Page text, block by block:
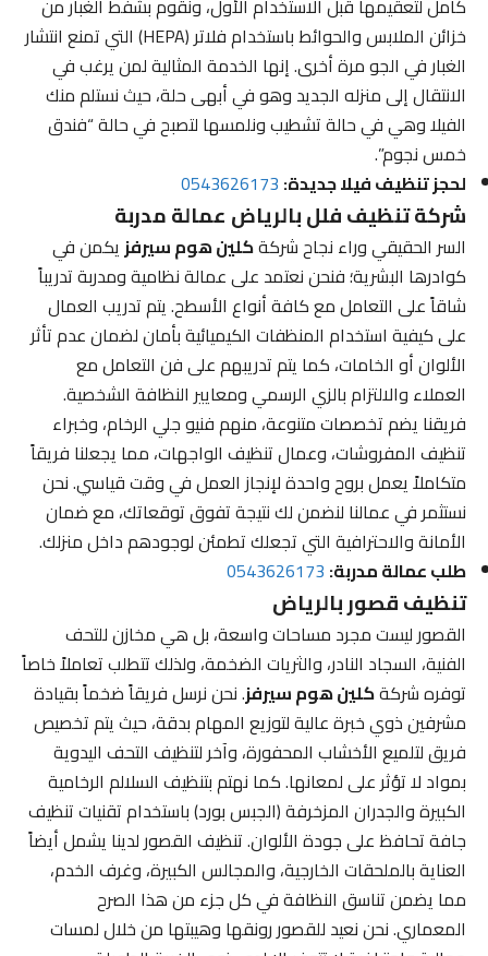
خزائن الملابس والحوائط باستخدام فلاتر (HEPA) التي تمنع انتشار
الغبار في الجو مرة أخرى. إنها الخدمة المثالية لمن يرغب في
الانتقال إلى منزله الجديد وهو في أبهى حلة، حيث نستلم منك
الفيلا وهي في حالة تشطيب ونلمسها لتصبح في حالة “فندق
خمس نجوم”.
لحجز تنظيف فيلا جديدة:0543626173
شركة تنظيف فلل بالرياض عمالة مدربة
السر الحقيقي وراء نجاح شركةكلين هوم سيرفزيكمن في
كوادرها البشرية؛ فنحن نعتمد على عمالة نظامية ومدربة تدريباً
شاقاً على التعامل مع كافة أنواع الأسطح. يتم تدريب العمال
على كيفية استخدام المنظفات الكيميائية بأمان لضمان عدم تأثر
الألوان أو الخامات، كما يتم تدريبهم على فن التعامل مع
العملاء والالتزام بالزي الرسمي ومعايير النظافة الشخصية.
فريقنا يضم تخصصات متنوعة، منهم فنيو جلي الرخام، وخبراء
تنظيف المفروشات، وعمال تنظيف الواجهات، مما يجعلنا فريقاً
متكاملاً يعمل بروح واحدة لإنجاز العمل في وقت قياسي. نحن
نستثمر في عمالنا لنضمن لك نتيجة تفوق توقعاتك، مع ضمان
الأمانة والاحترافية التي تجعلك تطمئن لوجودهم داخل منزلك.
طلب عمالة مدربة:0543626173
تنظيف قصور بالرياض
القصور ليست مجرد مساحات واسعة، بل هي مخازن للتحف
الفنية، السجاد النادر، والثريات الضخمة، ولذلك تتطلب تعاملاً خاصاً
توفره شركةكلين هوم سيرفز. نحن نرسل فريقاً ضخماً بقيادة
مشرفين ذوي خبرة عالية لتوزيع المهام بدقة، حيث يتم تخصيص
فريق لتلميع الأخشاب المحفورة، وآخر لتنظيف التحف اليدوية
بمواد لا تؤثر على لمعانها. كما نهتم بتنظيف السلالم الرخامية
الكبيرة والجدران المزخرفة (الجبس بورد) باستخدام تقنيات تنظيف
جافة تحافظ على جودة الألوان. تنظيف القصور لدينا يشمل أيضاً
العناية بالملحقات الخارجية، والمجالس الكبيرة، وغرف الخدم،
مما يضمن تناسق النظافة في كل جزء من هذا الصرح
المعماري. نحن نعيد للقصور رونقها وهيبتها من خلال لمسات